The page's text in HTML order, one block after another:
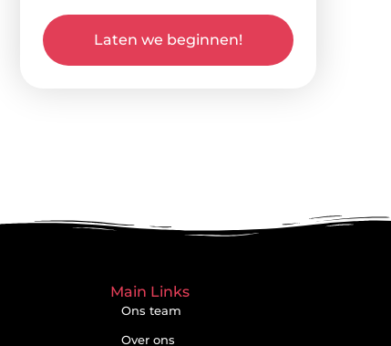
Laten we beginnen!
Main Links
Ons team
Over ons